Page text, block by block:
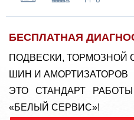
БЕСПЛАТНАЯ
ПОДВЕСКИ, ТОРМОЗНОЙ
ШИН И АМОРТИЗАТОРОВ
ЭТО СТАНДАРТ
«БЕЛЫЙ СЕРВИС»!